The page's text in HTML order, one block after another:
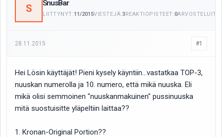
S SnusBar
LIITTYNYT:11/2015VIESTEJÄ:3REAKTIOPISTEET:0ARVOSTELUITA:
28.11.2015 #1
Hei Lösin käyttäjät! Pieni kysely käyntiin...vastatkaa TOP-3,
nuuskan numerolla ja 10. numero, että mikä nuuska. Eli
mikä olisi semmoinen "nuuskanmakuinen" pussinuuska
mitä suostuisitte yläpeltiin laittaa??
1. Kronan-Original Portion??